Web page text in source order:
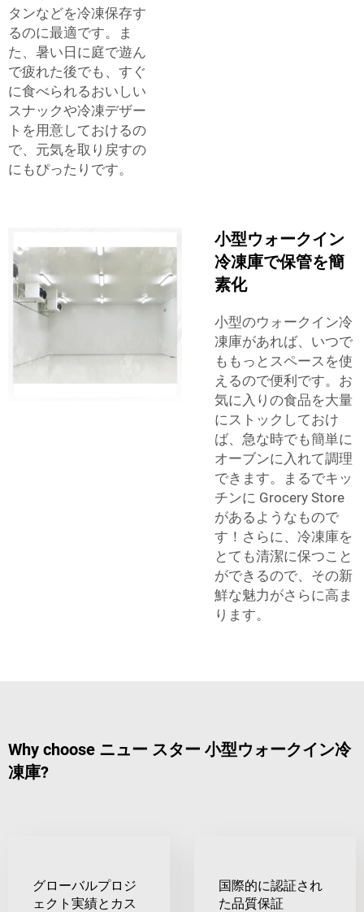
タンなどを冷凍保存す
るのに最適です。ま
た、暑い日に庭で遊ん
で疲れた後でも、すぐ
に食べられるおいしい
スナックや冷凍デザー
トを用意しておけるの
で、元気を取り戻すの
にもぴったりです。
小型ウォークイン
冷凍庫で保管を簡
素化
小型のウォークイン冷
凍庫があれば、いつで
ももっとスペースを使
えるので便利です。お
気に入りの食品を大量
にストックしておけ
ば、急な時でも簡単に
オーブンに入れて調理
できます。まるでキッ
チンに Grocery Store
があるようなもので
す！さらに、冷凍庫を
とても清潔に保つこと
ができるので、その新
鮮な魅力がさらに高ま
ります。
Why choose ニュー スター 小型ウォークイン冷
凍庫?
グローバルプロジ
ェクト実績とカス
国際的に認証され
た品質保証